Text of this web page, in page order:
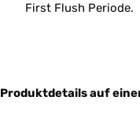
First Flush Periode.
Produktdetails auf